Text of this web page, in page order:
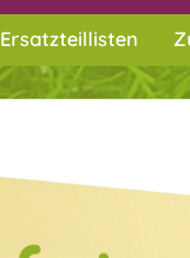
Ersatzteillisten